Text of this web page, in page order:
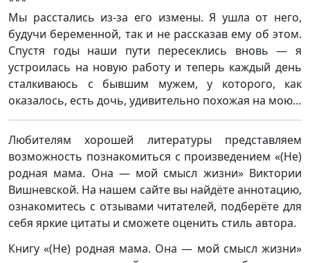
Мы расстались из-за его измены. Я ушла от него,
будучи беременной, так и не рассказав ему об этом.
Спустя годы наши пути пересеклись вновь — я
устроилась на новую работу и теперь каждый день
сталкиваюсь с бывшим мужем, у которого, как
оказалось, есть дочь, удивительно похожая на мою…
Любителям хорошей литературы представляем
возможность познакомиться с произведением «(Не)
родная мама. Она — мой смысл жизни» Виктории
Вишневской. На нашем сайте вы найдёте аннотацию,
ознакомитесь с отзывами читателей, подберёте для
себя яркие цитаты и сможете оценить стиль автора.
Книгу «(Не) родная мама. Она — мой смысл жизни»